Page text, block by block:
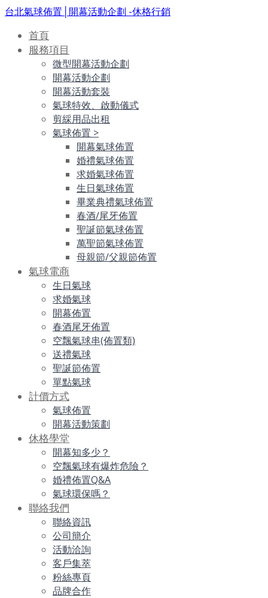
台北氣球佈置│開幕活動企劃 -休格行銷
首頁
服務項目
微型開幕活動企劃
開幕活動企劃
開幕活動套裝
氣球特效、啟動儀式
剪綵用品出租
氣球佈置 >
開幕氣球佈置
婚禮氣球佈置
求婚氣球佈置
生日氣球佈置
畢業典禮氣球佈置
春酒/尾牙佈置
聖誕節氣球佈置
萬聖節氣球佈置
母親節/父親節佈置
氣球電商
生日氣球
求婚氣球
開幕佈置
春酒尾牙佈置
空飄氣球串(佈置類)
送禮氣球
聖誕節佈置
單點氣球
計價方式
氣球佈置
開幕活動策劃
休格學堂
開幕知多少？
空飄氣球有爆炸危險？
婚禮佈置Q&A
氣球環保嗎？
聯絡我們
聯絡資訊
公司簡介
活動洽詢
客戶集萃
粉絲專頁
品牌合作